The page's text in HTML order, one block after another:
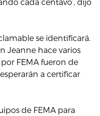
se identificará.
Jeanne hace varios
FEMA fueron de
a certificar
de FEMA para